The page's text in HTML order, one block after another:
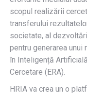
scopul realizării
transferului
societate, al
pentru generarea unui
în Inteligență
Cercetare (ERA).
HRIA va crea un o